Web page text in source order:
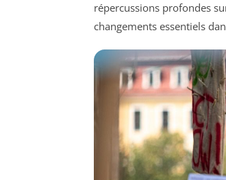
répercussions profondes
changements essentiels